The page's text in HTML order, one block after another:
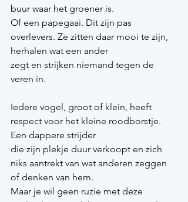
buur waar het groener is.
Of een papegaai. Dit zijn pas
overlevers. Ze zitten daar mooi te zijn,
herhalen wat een ander
zegt en strijken niemand tegen de
veren in.
Iedere vogel, groot of klein, heeft
respect voor het kleine roodborstje.
Een dappere strijder
die zijn plekje duur verkoopt en zich
niks aantrekt van wat anderen zeggen
of denken van hem.
Maar je wil geen ruzie met deze